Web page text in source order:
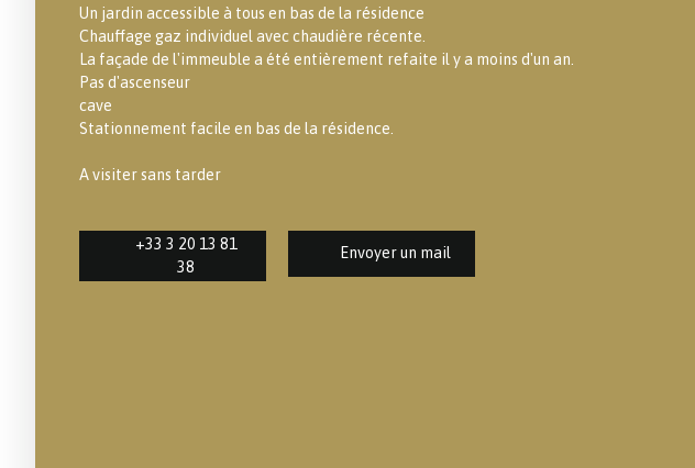
Un jardin accessible à tous en bas de la résidence
Chauffage gaz individuel avec chaudière récente.
La façade de l'immeuble a été entièrement refaite il y a moins d'un an.
Pas d'ascenseur
cave
Stationnement facile en bas de la résidence.
A visiter sans tarder
+33 3 20 13 81
38
Envoyer un mail